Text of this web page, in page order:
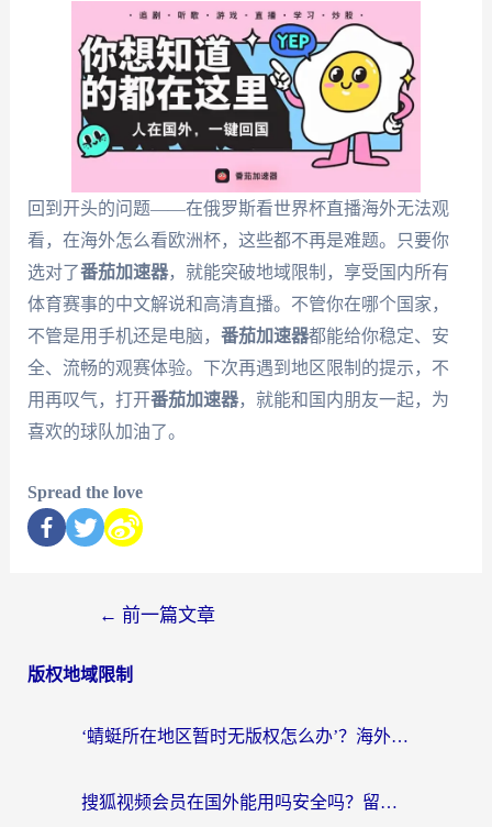
回到开头的问题——在俄罗斯看世界杯直播海外无法观
看，在海外怎么看欧洲杯，这些都不再是难题。只要你
选对了番茄加速器，就能突破地域限制，享受国内所有
体育赛事的中文解说和高清直播。不管你在哪个国家，
不管是用手机还是电脑， 番茄加速器都能给你稳定、安
全、流畅的观赛体验。下次再遇到地区限制的提示，不
用再叹气，打开番茄加速器，就能和国内朋友一起，为
喜欢的球队加油了。
Spread the love
← 前一篇文章
版权地域限制
‘蜻蜓所在地区暂时无版权怎么办’？海外党看国内内容、办国内事的实用指南
搜狐视频会员在国外能用吗安全吗？留学生亲测有效的回国观影解决方案